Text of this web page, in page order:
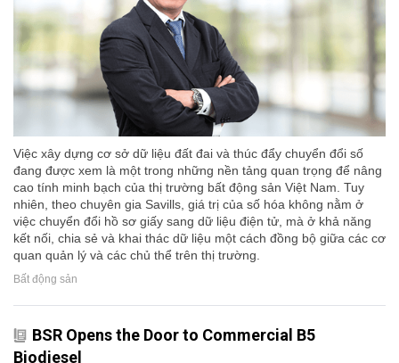
Việc xây dựng cơ sở dữ liệu đất đai và thúc đẩy chuyển đổi số
đang được xem là một trong những nền tảng quan trọng để nâng
cao tính minh bạch của thị trường bất động sản Việt Nam. Tuy
nhiên, theo chuyên gia Savills, giá trị của số hóa không nằm ở
việc chuyển đổi hồ sơ giấy sang dữ liệu điện tử, mà ở khả năng
kết nối, chia sẻ và khai thác dữ liệu một cách đồng bộ giữa các cơ
quan quản lý và các chủ thể trên thị trường.
Bất động sản
BSR Opens the Door to Commercial B5
Biodiesel